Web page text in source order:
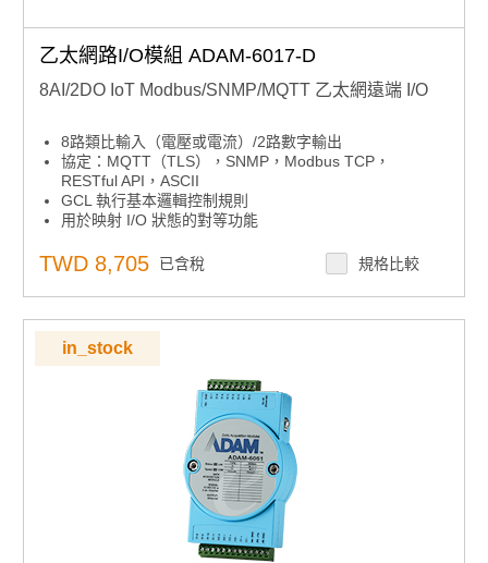
乙太網路I/O模組 ADAM-6017-D
8AI/2DO IoT Modbus/SNMP/MQTT 乙太網遠端 I/O
8路類比輸入（電壓或電流）/2路數字輸出
協定：MQTT（TLS），SNMP，Modbus TCP，
RESTful API，ASCII
GCL 執行基本邏輯控制規則
用於映射 I/O 狀態的對等功能
內置網路伺服器
用於恢復系統的看門狗定時器
TWD 8,705 已含稅 規格比較
in_stock